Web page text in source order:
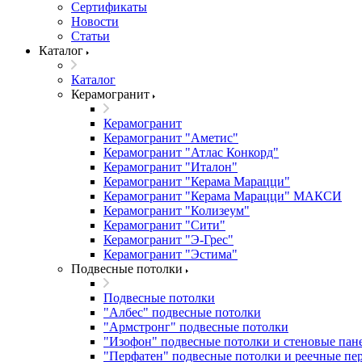
Сертификаты
Новости
Статьи
Каталог
Каталог
Керамогранит
Керамогранит
Керамогранит "Аметис"
Керамогранит "Атлас Конкорд"
Керамогранит "Италон"
Керамогранит "Керама Марацци"
Керамогранит "Керама Марацци" МАКСИ
Керамогранит "Колизеум"
Керамогранит "Сити"
Керамогранит "Э-Грес"
Керамогранит "Эстима"
Подвесные потолки
Подвесные потолки
"Албес" подвесные потолки
"Армстронг" подвесные потолки
"Изофон" подвесные потолки и стеновые
"Перфатен" подвесные потолки и реечные